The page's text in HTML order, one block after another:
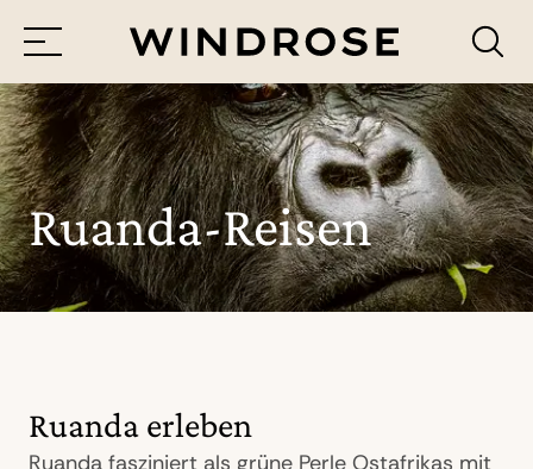
Menü
Reiseziele
Reisethemen
Jetzt Anfrage senden
Ruanda-Reisen
Ruanda erleben
Ruanda fasziniert als grüne Perle Ostafrikas mit